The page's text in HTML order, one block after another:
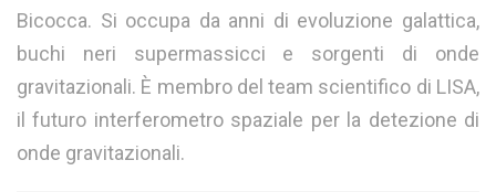
Bicocca. Si occupa da anni di evoluzione galattica,
buchi neri supermassicci e sorgenti di onde
gravitazionali. È membro del team scientifico di LISA,
il futuro interferometro spaziale per la detezione di
onde gravitazionali.